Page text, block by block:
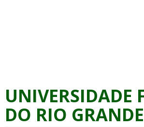
UNIVERSIDADE
DO RIO GRANDE